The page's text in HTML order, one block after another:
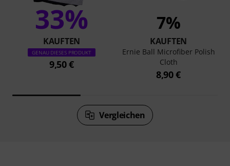
33%
KAUFTEN
GENAU DIESES PRODUKT
9,50 €
7%
KAUFTEN
Ernie Ball Microfiber Polish
Cloth
8,90 €
Vergleichen